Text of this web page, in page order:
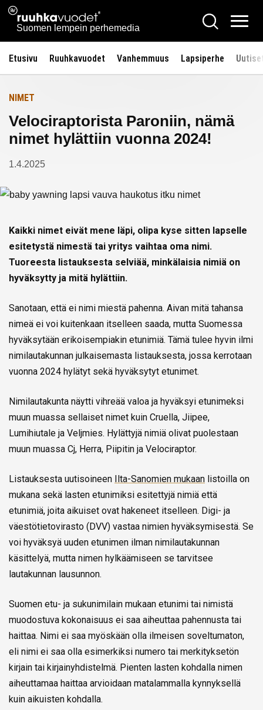
Siirry
sisältöön
Ruuhkavuodet.fi
Suomen lempein perhemedia
Hae
Etusivu Ruuhkavuodet Vanhemmuus Lapsiperhe
Etusivulle
NIMET
Velociraptorista Paroniin, nämä
nimet hylättiin vuonna 2024!
1.4.2025
Kaikki nimet eivät mene läpi, olipa kyse sitten lapselle
esitetystä nimestä tai yritys vaihtaa oma nimi.
Tuoreesta listauksesta selviää, minkälaisia nimiä on
hyväksytty ja mitä hylättiin.
Sanotaan, että ei nimi miestä pahenna. Aivan mitä tahansa
nimeä ei voi kuitenkaan itselleen saada, mutta Suomessa
hyväksytään erikoisempiakin etunimiä. Tämä tulee hyvin ilmi
nimilautakunnan julkaisemasta listauksesta, jossa kerrotaan
vuonna 2024 hylätyt sekä hyväksytyt etunimet.
Nimilautakunta näytti vihreää valoa ja hyväksyi etunimeksi
muun muassa sellaiset nimet kuin Cruella, Jiipee,
Lumihiutale ja Veljmies. Hylättyjä nimiä olivat puolestaan
muun muassa Cj, Herra, Piipitin ja Velociraptor.
Listauksesta uutisoineen Ilta-Sanomien mukaan listoilla on
mukana sekä lasten etunimiksi esitettyjä nimiä että
etunimiä, joita aikuiset ovat hakeneet itselleen. Digi- ja
väestötietovirasto (DVV) vastaa nimien hyväksymisestä. Se
voi hyväksyä uuden etunimen ilman nimilautakunnan
käsittelyä, mutta nimen hylkäämiseen se tarvitsee
lautakunnan lausunnon.
Suomen etu- ja sukunimilain mukaan etunimi tai nimistä
muodostuva kokonaisuus ei saa aiheuttaa pahennusta tai
haittaa. Nimi ei saa myöskään olla ilmeisen soveltumaton,
eli nimi ei saa olla esimerkiksi numero tai merkityksetön
kirjain tai kirjainyhdistelmä. Pienten lasten kohdalla nimen
aiheuttamaa haittaa arvioidaan matalammalla kynnyksellä
kuin aikuisten kohdalla.